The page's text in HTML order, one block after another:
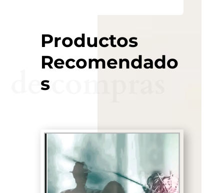
Productos
Recomendado
s
de compras